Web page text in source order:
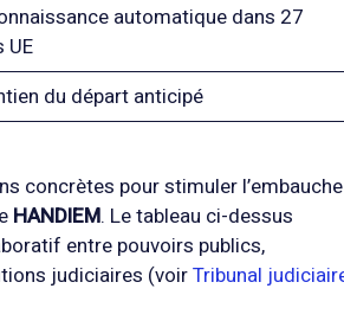
automatique dans 27
UE
du départ anticipé
concrètes pour stimuler l’embauche
HANDIEM. Le tableau ci-dessus
entre pouvoirs publics,
judiciaires (voirTribunal